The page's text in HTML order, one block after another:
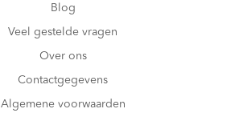
Blog
Veel gestelde vragen
Over ons
Contactgegevens
Algemene voorwaarden